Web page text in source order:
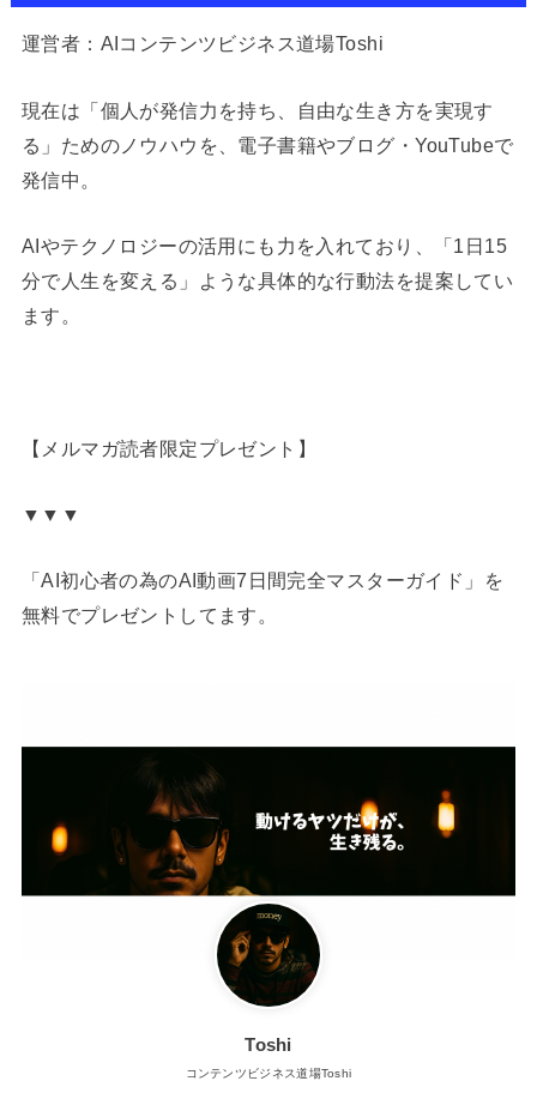
運営者：AIコンテンツビジネス道場Toshi
現在は「個人が発信力を持ち、自由な生き方を実現す
る」ためのノウハウを、電子書籍やブログ・YouTubeで
発信中。
AIやテクノロジーの活用にも力を入れており、「1日15
分で人生を変える」ような具体的な行動法を提案してい
ます。
【メルマガ読者限定プレゼント】
▼▼▼
「AI初心者の為のAI動画7日間完全マスターガイド」を
無料でプレゼントしてます。
Toshi
コンテンツビジネス道場Toshi